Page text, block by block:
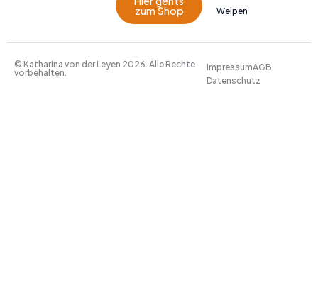
zum Shop Welpen
© Katharina von der Leyen 2026. Alle Rechte
vorbehalten.
ImpressumAGB
Datenschutz